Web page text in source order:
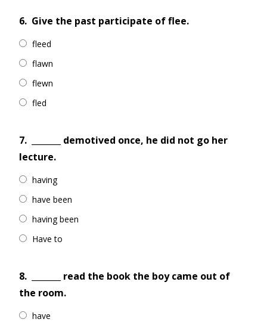
6. Give the past participate of flee.
fleed
flawn
flewn
fled
7.
_______ demotived once, he did not go her
lecture.
having
have been
having been
Have to
8.
_______ read the book the boy came out of
the room.
have